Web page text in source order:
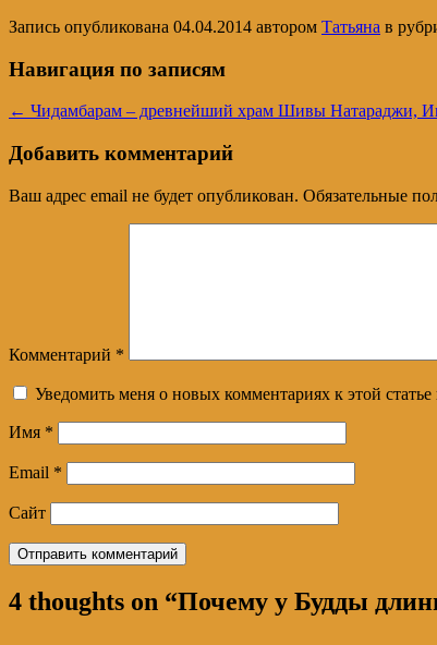
Запись опубликована 04.04.2014 автором Татьяна в
Навигация по записям
← Чидамбарам – древнейший храм Шивы Натараджи,
Добавить комментарий
Ваш адрес email не будет опубликован. Обязательные
Комментарий *
Уведомить меня о новых комментариях к этой статье
Имя *
Email *
Сайт
4 thoughts on “Почему у Будды